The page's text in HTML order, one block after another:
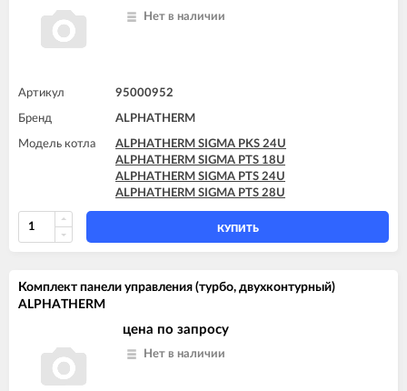
Нет в наличии
Артикул 95000952
Бренд ALPHATHERM
Модель котла
ALPHATHERM SIGMA PKS 24U
ALPHATHERM SIGMA PTS 18U
ALPHATHERM SIGMA PTS 24U
ALPHATHERM SIGMA PTS 28U
КУПИТЬ
Комплект панели управления (турбо, двухконтурный)
ALPHATHERM
цена по запросу
Нет в наличии